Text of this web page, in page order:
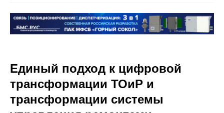
Единый подход к цифровой
трансформации ТОиР и
трансформации системы